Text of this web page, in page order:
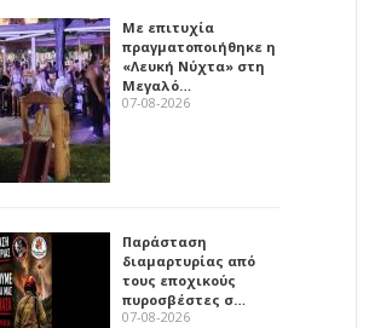
Με επιτυχία
πραγματοποιήθηκε η
«Λευκή Νύχτα» στη
Μεγαλό…
07-08-2026
Παράσταση
διαμαρτυρίας από
τους εποχικούς
πυροσβέστες σ…
07-08-2026